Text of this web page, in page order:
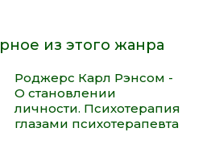
из этого жанра
Роджерс Карл Рэнсом -
О становлении
личности. Психотерапия
глазами психотерапевта